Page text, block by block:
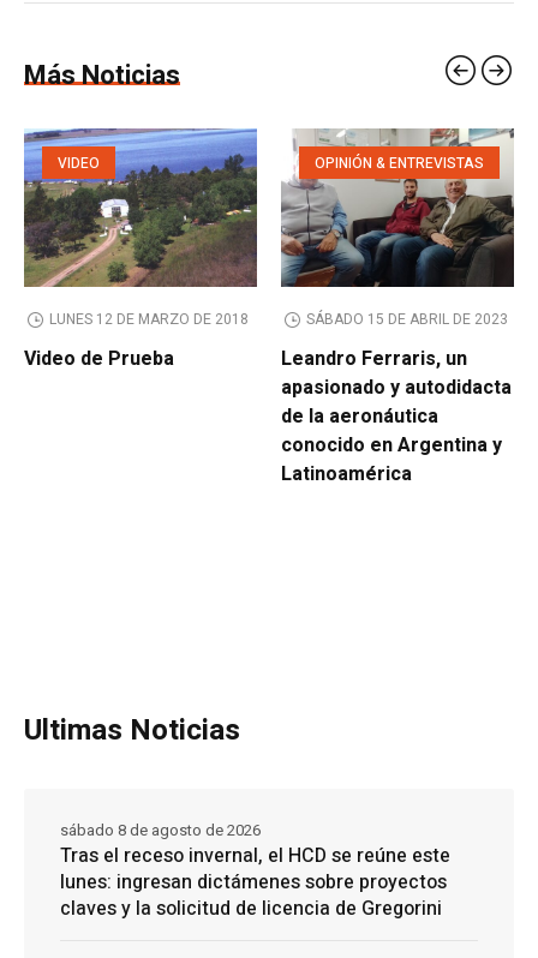
Más Noticias
VIDEO
LUNES 12 DE MARZO DE 2018
Video de Prueba
OPINIÓN & ENTREVISTAS
SÁBADO 15 DE ABRIL DE 2023
Leandro Ferraris, un
apasionado y autodidacta
de la aeronáutica
conocido en Argentina y
Latinoamérica
Ultimas Noticias
Tras el receso invernal, el HCD se reúne este
lunes: ingresan dictámenes sobre proyectos
claves y la solicitud de licencia de Gregorini
sábado 8 de agosto de 2026